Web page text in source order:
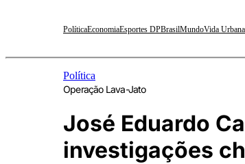
PolíticaEconomiaEsportes DPBrasilMundoVida Urbana
Política
Operação Lava-Jato
José Eduardo
investigações